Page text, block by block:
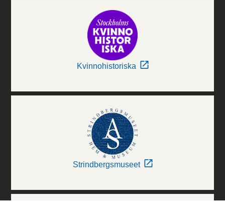
Kvinnohistoriska
Strindbergsmuseet